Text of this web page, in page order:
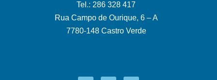
Tel.: 286 328 417
Rua Campo de Ourique, 6 – A
7780-148 Castro Verde